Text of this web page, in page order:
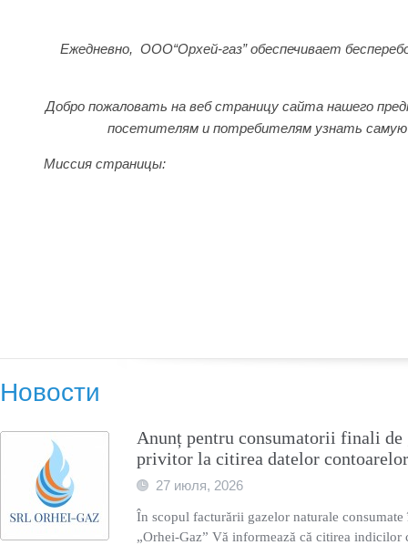
Ежедневно, ООО“Орхей-газ” обеспечивает
Добро пожаловать на веб страницу сайта нашего
посетителям и потребителям узнать
Миссия страницы:
Новости
Anunț pentru consumatorii finali de
privitor la citirea datelor
27 июля, 2026
În scopul facturării gazelor naturale
„Orhei-Gaz” Vă informează că citirea indicilor